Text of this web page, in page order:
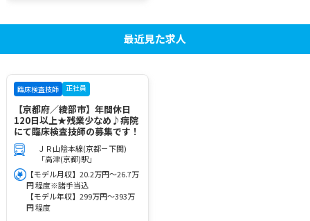
最近見た求人
臨床検査技師 正社員
【京都府／綾部市】年間休日
120日以上★残業少なめ♪病院
にて臨床検査技師の募集です！
ＪＲ山陰本線(京都－下関)
「高津(京都)駅」
【モデル月収】20.2万円～26.7万
円 程度※諸手当込
【モデル年収】299万円～393万
円 程度